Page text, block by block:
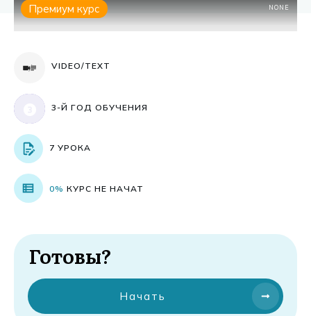
Премиум курс NONE
VIDEO/TEXT
3-Й ГОД ОБУЧЕНИЯ
7 УРОКА
0% КУРС НЕ НАЧАТ
Готовы?
Начать